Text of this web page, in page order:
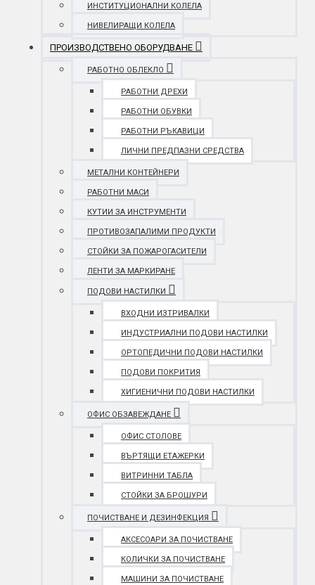
ИНСТИТУЦИОНАЛНИ КОЛЕЛА
НИВЕЛИРАЩИ КОЛЕЛА
ПРОИЗВОДСТВЕНО ОБОРУДВАНЕ
РАБОТНО ОБЛЕКЛО
РАБОТНИ ДРЕХИ
РАБОТНИ ОБУВКИ
РАБОТНИ РЪКАВИЦИ
ЛИЧНИ ПРЕДПАЗНИ СРЕДСТВА
МЕТАЛНИ КОНТЕЙНЕРИ
РАБОТНИ МАСИ
КУТИИ ЗА ИНСТРУМЕНТИ
ПРОТИВОЗАПАЛИМИ ПРОДУКТИ
СТОЙКИ ЗА ПОЖАРОГАСИТЕЛИ
ЛЕНТИ ЗА МАРКИРАНЕ
ПОДОВИ НАСТИЛКИ
ВХОДНИ ИЗТРИВАЛКИ
ИНДУСТРИАЛНИ ПОДОВИ НАСТИЛКИ
ОРТОПЕДИЧНИ ПОДОВИ НАСТИЛКИ
ПОДОВИ ПОКРИТИЯ
ХИГИЕНИЧНИ ПОДОВИ НАСТИЛКИ
ОФИС ОБЗАВЕЖДАНЕ
ОФИС СТОЛОВЕ
ВЪРТЯЩИ ЕТАЖЕРКИ
ВИТРИННИ ТАБЛА
СТОЙКИ ЗА БРОШУРИ
ПОЧИСТВАНЕ И ДЕЗИНФЕКЦИЯ
АКСЕСОАРИ ЗА ПОЧИСТВАНЕ
КОЛИЧКИ ЗА ПОЧИСТВАНЕ
МАШИНИ ЗА ПОЧИСТВАНЕ